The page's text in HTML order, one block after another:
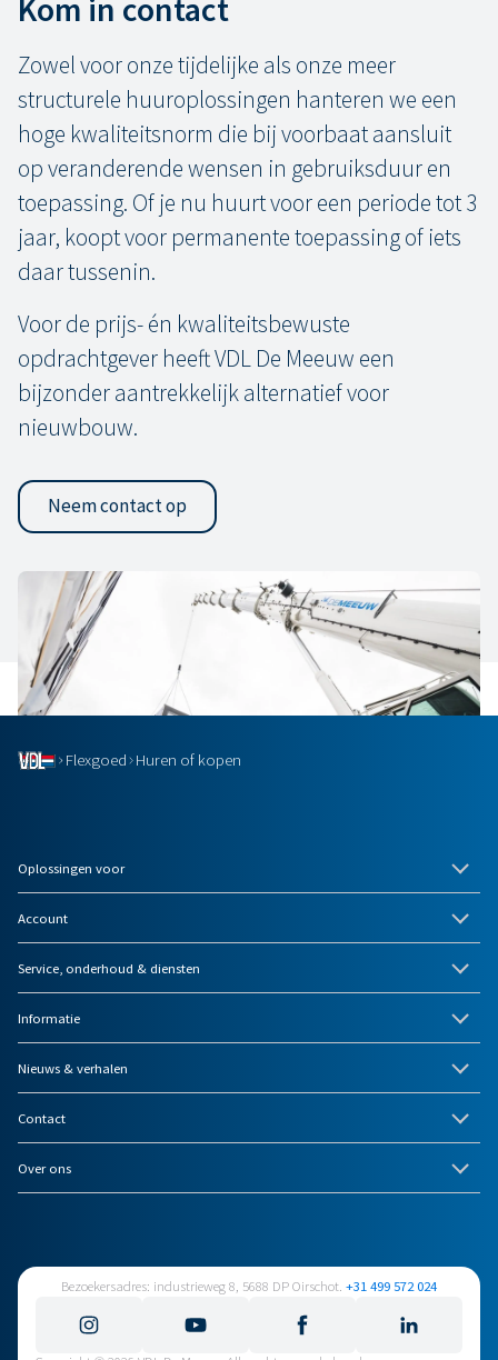
Kom in contact
Zowel voor onze tijdelijke als onze meer
structurele huuroplossingen hanteren we een
hoge kwaliteitsnorm die bij voorbaat aansluit
op veranderende wensen in gebruiksduur en
toepassing. Of je nu huurt voor een periode tot 3
jaar, koopt voor permanente toepassing of iets
daar tussenin.
Voor de prijs- én kwaliteitsbewuste
opdrachtgever heeft VDL De Meeuw een
bijzonder aantrekkelijk alternatief voor
nieuwbouw.
Neem contact op
Flexgoed Huren of kopen
Oplossingen voor
Account
Service, onderhoud & diensten
Informatie
Nieuws & verhalen
Contact
Over ons
Bezoekersadres: industrieweg 8, 5688 DP Oirschot. +31 499 572 024